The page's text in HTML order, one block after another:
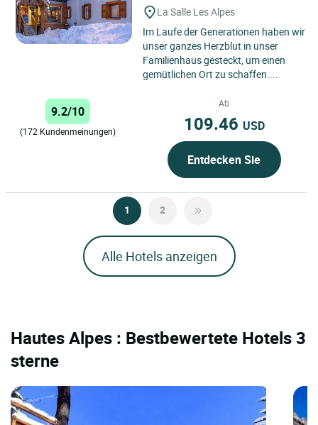
La Salle Les Alpes
Im Laufe der Generationen haben wir
unser ganzes Herzblut in unser
Familienhaus gesteckt, um einen
gemütlichen Ort zu schaffen....
9.2/10
(172 Kundenmeinungen)
Ab
109.46 USD
Entdecken Sie
1 2
Alle Hotels anzeigen
Hautes Alpes : Bestbewertete Hotels 3
sterne